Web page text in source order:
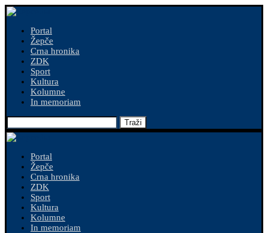
Portal
Žepče
Crna hronika
ZDK
Sport
Kultura
Kolumne
In memoriam
Traži
Portal
Žepče
Crna hronika
ZDK
Sport
Kultura
Kolumne
In memoriam